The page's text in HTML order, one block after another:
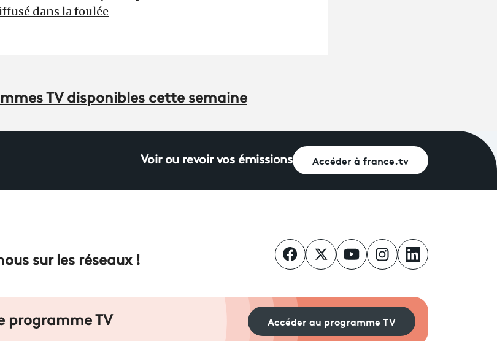
dans la foulée
TV disponibles cette semaine
Voir ou revoir vos émissions Accéder à france.tv
sur les réseaux !
programme TV Accéder au programme TV